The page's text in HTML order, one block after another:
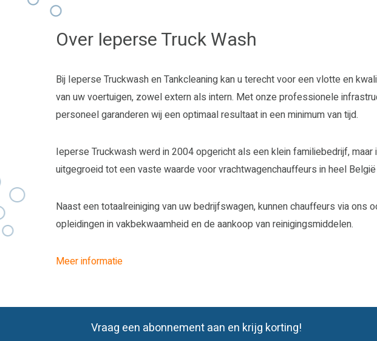
Over Ieperse Truck Wash
Bij Ieperse Truckwash en Tankcleaning kan u terecht voor een vlotte en
van uw voertuigen, zowel extern als intern. Met onze professionele
personeel garanderen wij een optimaal resultaat in een minimum van tijd.
Ieperse Truckwash werd in 2004 opgericht als een klein familiebedrijf, maar
uitgegroeid tot een vaste waarde voor vrachtwagenchauffeurs in heel
Naast een totaalreiniging van uw bedrijfswagen, kunnen chauffeurs via ons
opleidingen in vakbekwaamheid en de aankoop van reinigingsmiddelen.
Meer informatie
Vraag een abonnement aan en krijg korting!